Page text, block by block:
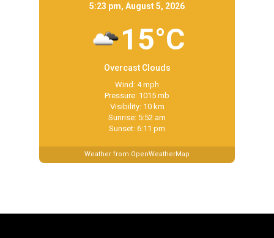
5:23 pm, August 5, 2026
15°C
Overcast Clouds
Wind: 4 mph
Pressure: 1015 mb
Visibility: 10 km
Sunrise: 5:52 am
Sunset: 6:11 pm
Weather from OpenWeatherMap